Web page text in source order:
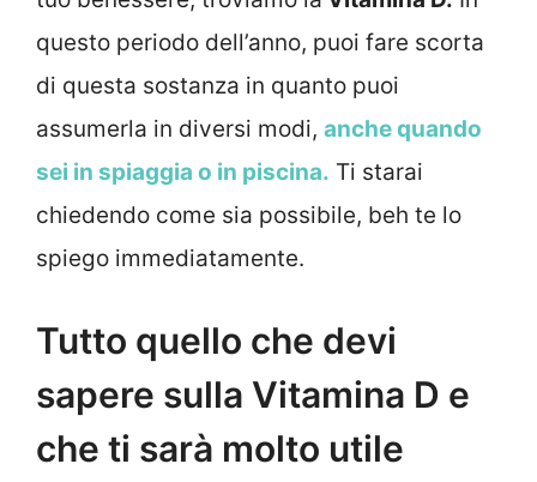
questo periodo dell’anno, puoi fare scorta
di questa sostanza in quanto puoi
assumerla in diversi modi, anche quando
sei in spiaggia o in piscina. Ti starai
chiedendo come sia possibile, beh te lo
spiego immediatamente.
Tutto quello che devi
sapere sulla Vitamina D e
che ti sarà molto utile